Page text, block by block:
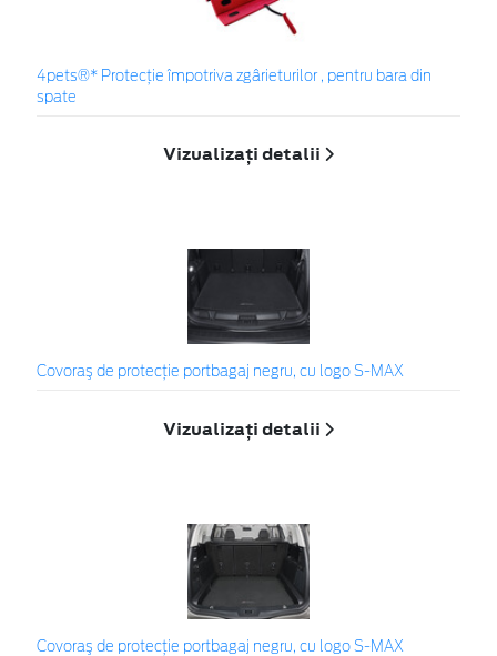
4pets®* Protecție împotriva zgârieturilor , pentru bara din
spate
Vizualizați detalii
Covoraş de protecţie portbagaj negru, cu logo S-MAX
Vizualizați detalii
Covoraş de protecţie portbagaj negru, cu logo S-MAX